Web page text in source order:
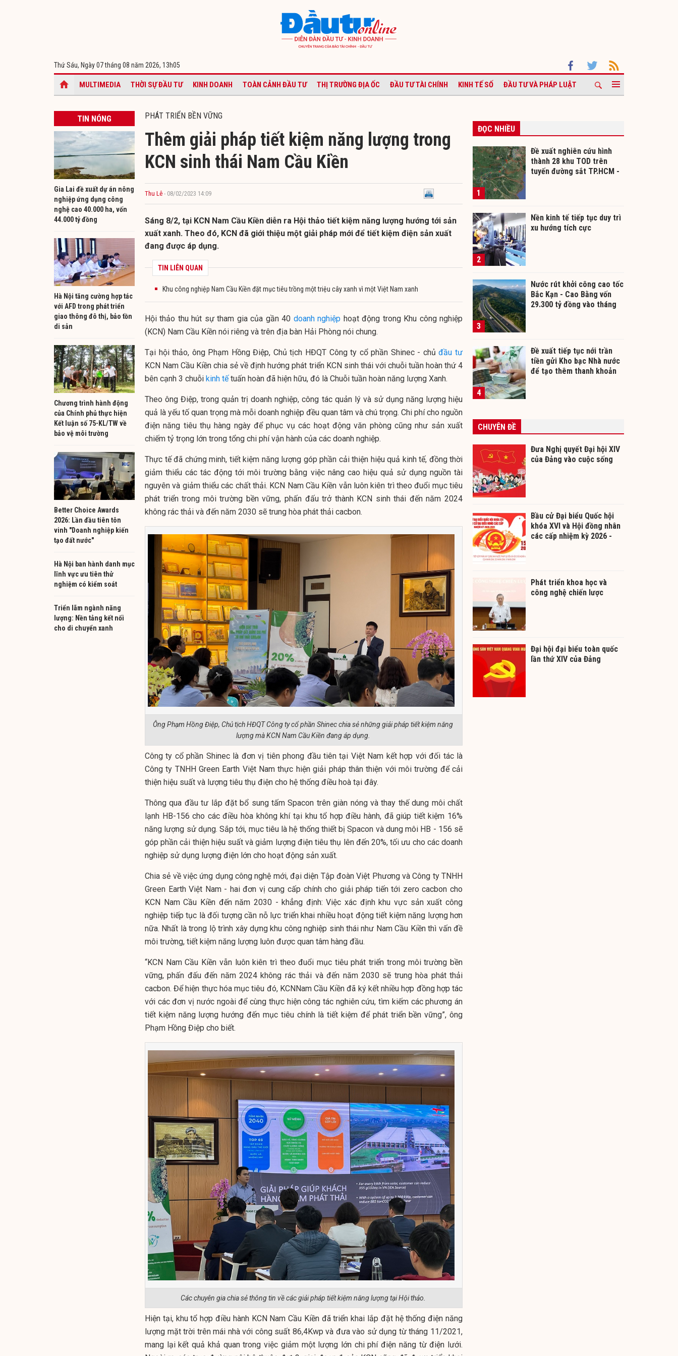
Thứ Sáu, Ngày 07 tháng 08 năm 2026, 13h05
MULTIMEDIA THỜI SỰ ĐẦU TƯ KINH DOANH TOÀN CẢNH ĐẦU TƯ THỊ TRƯỜNG ĐỊA ỐC ĐẦU TƯ TÀI CHÍNH KINH TẾ SỐ ĐẦU TƯ VÀ PHÁP LUẬT
TIN NÓNG
Gia Lai đề xuất dự án nông
nghiệp ứng dụng công
nghệ cao 40.000 ha, vốn
44.000 tỷ đồng
Hà Nội tăng cường hợp tác
với AFD trong phát triển
giao thông đô thị, bảo tồn
di sản
Chương trình hành động
của Chính phủ thực hiện
Kết luận số 75-KL/TW về
bảo vệ môi trường
Better Choice Awards
2026: Lần đầu tiên tôn
vinh "Doanh nghiệp kiến
tạo đất nước"
Hà Nội ban hành danh mục
lĩnh vực ưu tiên thử
nghiệm có kiểm soát
Triển lãm ngành năng
lượng: Nền tảng kết nối
cho di chuyển xanh
PHÁT TRIỂN BỀN VỮNG
Thêm giải pháp tiết kiệm năng lượng trong
KCN sinh thái Nam Cầu Kiền
Thu Lê - 08/02/2023 14:09
Sáng 8/2, tại KCN Nam Cầu Kiền diễn ra Hội thảo tiết kiệm năng lượng hướng tới sản
xuất xanh. Theo đó, KCN đã giới thiệu một giải pháp mới để tiết kiệm điện sản xuất
đang được áp dụng.
TIN LIÊN QUAN
Khu công nghiệp Nam Cầu Kiền đặt mục tiêu trồng một triệu cây xanh vì một Việt Nam xanh
Hội thảo thu hút sự tham gia của gần 40 doanh nghiệp hoạt động trong Khu công nghiệp
(KCN) Nam Cầu Kiền nói riêng và trên địa bàn Hải Phòng nói chung.
Tại hội thảo, ông Phạm Hồng Điệp, Chủ tịch HĐQT Công ty cổ phần Shinec - chủđầu tư
KCN Nam Cầu Kiền chia sẻ về định hướng phát triển KCN sinh thái với chuỗi tuần hoàn thứ 4
bên cạnh 3 chuỗi kinh tếtuấn hoàn đã hiện hữu, đó là Chuỗi tuần hoàn năng lượng Xanh.
Theo ông Điệp, trong quản trị doanh nghiệp, công tác quản lý và sử dụng năng lượng hiệu
quả là yếu tố quan trọng mà mỗi doanh nghiệp đều quan tâm và chú trọng. Chi phí cho nguồn
điện năng tiêu thụ hàng ngày để phục vụ các hoạt động văn phòng cũng như sản xuất
chiếm tỷ trọng lớn trong tổng chi phí vận hành của các doanh nghiệp.
Thực tế đã chứng minh, tiết kiệm năng lượng góp phần cải thiện hiệu quả kinh tế, đồng thời
giảm thiểu các tác động tới môi trường bằng việc nâng cao hiệu quả sử dụng nguồn tài
nguyên và giảm thiểu các chất thải. KCN Nam Cầu Kiền vẫn luôn kiên trì theo đuổi mục tiêu
phát triển trong môi trường bền vững, phấn đấu trở thành KCN sinh thái đến năm 2024
không rác thải và đến năm 2030 sẽ trung hòa phát thải cacbon.
Ông Phạm Hồng Điệp, Chủ tịch HĐQT Công ty cổ phần Shinec chia sẻ những giải pháp tiết kiệm năng
lượng mà KCN Nam Cầu Kiền đang áp dụng.
Công ty cổ phần Shinec là đơn vị tiên phong đầu tiên tại Việt Nam kết hợp với đối tác là
Công ty TNHH Green Earth Việt Nam thực hiện giải pháp thân thiện với môi trường để cải
thiện hiệu suất và lượng tiêu thụ điện cho hệ thống điều hoà tại đây.
Thông qua đầu tư lắp đặt bổ sung tấm Spacon trên giàn nóng và thay thế dung môi chất
lạnh HB-156 cho các điều hòa không khí tại khu tổ hợp điều hành, đã giúp tiết kiệm 16%
năng lượng sử dụng. Sắp tới, mục tiêu là hệ thống thiết bị Spacon và dung môi HB - 156 sẽ
góp phần cải thiện hiệu suất và giảm lượng điện tiêu thụ lên đến 20%, tối ưu cho các doanh
nghiệp sử dụng lượng điện lớn cho hoạt động sản xuất.
Chia sẻ về việc ứng dụng công nghệ mới, đại diện Tập đoàn Việt Phương và Công ty TNHH
Green Earth Việt Nam - hai đơn vị cung cấp chính cho giải pháp tiến tới zero cacbon cho
KCN Nam Cầu Kiền đến năm 2030 - khẳng định: Việc xác định khu vực sản xuất công
nghiệp tiếp tục là đối tượng cần nỗ lực triển khai nhiều hoạt động tiết kiệm năng lượng hơn
nữa. Nhất là trong lộ trình xây dựng khu công nghiệp sinh thái như Nam Cầu Kiền thì vấn đề
môi trường, tiết kiệm năng lượng luôn được quan tâm hàng đầu.
“KCN Nam Cầu Kiền vẫn luôn kiên trì theo đuổi mục tiêu phát triển trong môi trường bền
vững, phấn đấu đến năm 2024 không rác thải và đến năm 2030 sẽ trung hòa phát thải
cacbon. Để hiện thực hóa mục tiêu đó, KCNNam Cầu Kiền đã ký kết nhiều hợp đồng hợp tác
với các đơn vị nước ngoài để cùng thực hiện công tác nghiên cứu, tìm kiếm các phương án
tiết kiệm năng lượng hướng đến mục tiêu chính là tiết kiệm để phát triển bền vững”, ông
Phạm Hồng Điệp cho biết.
Các chuyên gia chia sẻ thông tin về các giải pháp tiết kiệm năng lượng tại Hội thảo.
Hiện tại, khu tổ hợp điều hành KCN Nam Cầu Kiền đã triển khai lắp đặt hệ thống điện năng
lượng mặt trời trên mái nhà với công suất 86,4Kwp và đưa vào sử dụng từ tháng 11/2021,
mang lại kết quả khả quan trong việc giảm một lượng lớn chi phí điện năng từ điện lưới.
ĐỌC NHIỀU
1
Đề xuất nghiên cứu hình
thành 28 khu TOD trên
tuyến đường sắt TP.HCM -
2
Nền kinh tế tiếp tục duy trì
xu hướng tích cực
3
Nước rút khởi công cao tốc
Bắc Kạn - Cao Bằng vốn
29.300 tỷ đồng vào tháng
4
Đề xuất tiếp tục nới trần
tiền gửi Kho bạc Nhà nước
để tạo thêm thanh khoản
CHUYÊN ĐỀ
Đưa Nghị quyết Đại hội XIV
của Đảng vào cuộc sống
Bầu cử Đại biểu Quốc hội
khóa XVI và Hội đồng nhân
các cấp nhiệm kỳ 2026 -
Phát triển khoa học và
công nghệ chiến lược
Đại hội đại biểu toàn quốc
lần thứ XIV của Đảng